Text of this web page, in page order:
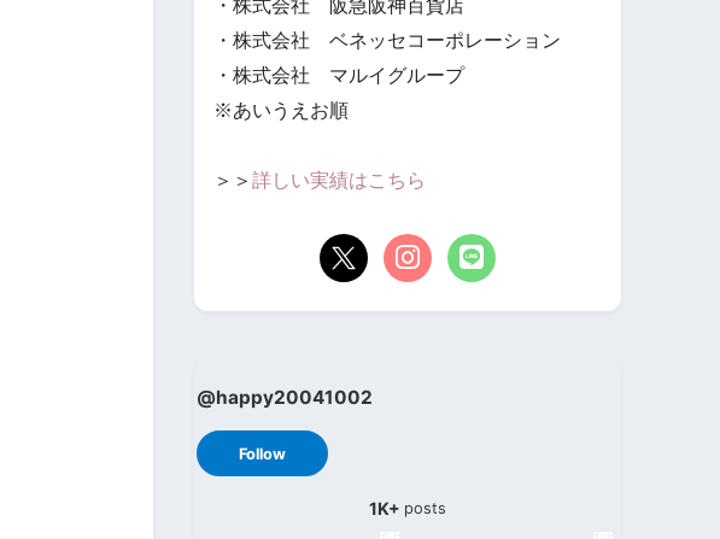
・株式会社 阪急阪神百貨店
・株式会社 ベネッセコーポレーション
・株式会社 マルイグループ
※あいうえお順
＞＞ 詳しい実績はこちら